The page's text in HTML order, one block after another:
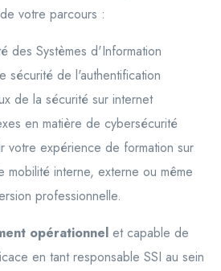
votre parcours :
des Systèmes d'Information
sécurité de l'authentification
de la sécurité sur internet
en matière de cybersécurité
votre expérience de formation sur
interne, externe ou même
professionnelle.
opérationnel et capable de
en tant responsable SSI au sein